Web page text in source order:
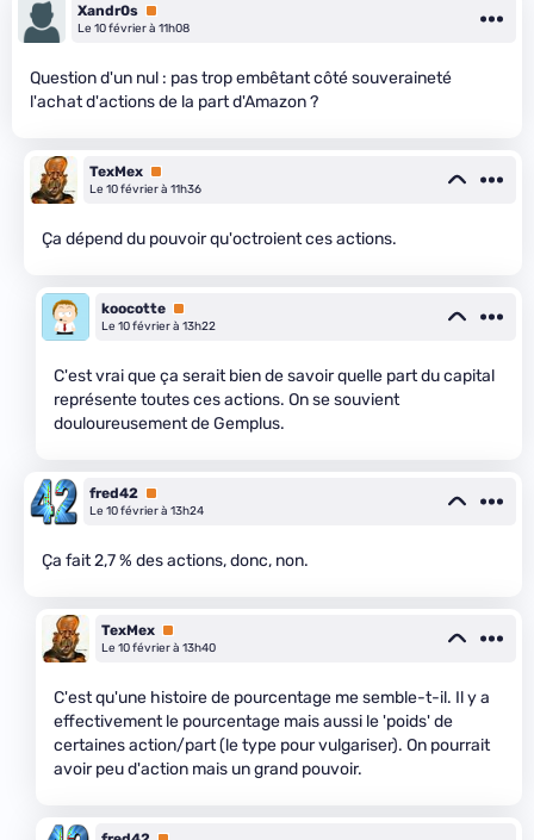
Xandr0s Premium
Le 10 février à 11h08
Question d'un nul : pas trop embêtant côté souveraineté
l'achat d'actions de la part d'Amazon ?
TexMex Premium
Le 10 février à 11h36
Ça dépend du pouvoir qu'octroient ces actions.
koocotte Premium
Le 10 février à 13h22
C'est vrai que ça serait bien de savoir quelle part du capital
représente toutes ces actions. On se souvient
douloureusement de Gemplus.
fred42 Premium
Le 10 février à 13h24
Ça fait 2,7 % des actions, donc, non.
TexMex Premium
Le 10 février à 13h40
C'est qu'une histoire de pourcentage me semble-t-il. Il y a
effectivement le pourcentage mais aussi le 'poids' de
certaines action/part (le type pour vulgariser). On pourrait
avoir peu d'action mais un grand pouvoir.